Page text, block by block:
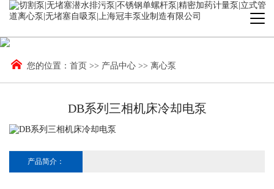
您的位置： 首页 >> 产品中心 >> 离心泵
DB系列三相机床冷却电泵
产品简介：